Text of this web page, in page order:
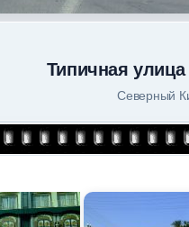
Типичная
Северный